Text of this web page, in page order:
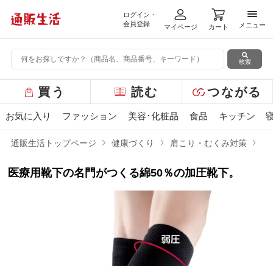
ログイン・
会員登録
マイページ カート
メニ
メニュー
検索
ー
バ
ュ
買う 読む つながる
お気に入り ファッション 美容･化粧品 食品 キッチン
通販生活トップページ 健康づくり 肩こり・むくみ対策
医療用靴下の名門がつくる綿50％の加圧靴下。